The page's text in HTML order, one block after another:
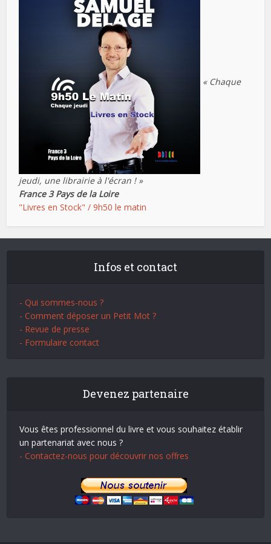
« Chaque
jeudi, une librairie à l'écran ! »
France 3 Pays de la Loire
"Livres en Stock" / 9h50 le matin
Infos et contact
- Qui sommes-nous ?
- Comment déposer un Petit Mot ?
- Revue de presse
- Formulaire contact
Devenez partenaire
Vous êtes professionnel du livre et vous souhaitez établir
un partenariat avec nous ?
- Contactez-nous pour découvrir nos offres